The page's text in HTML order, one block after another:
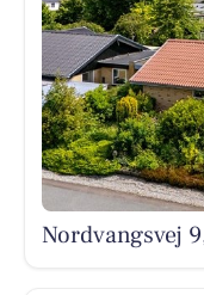
Nordvangsvej